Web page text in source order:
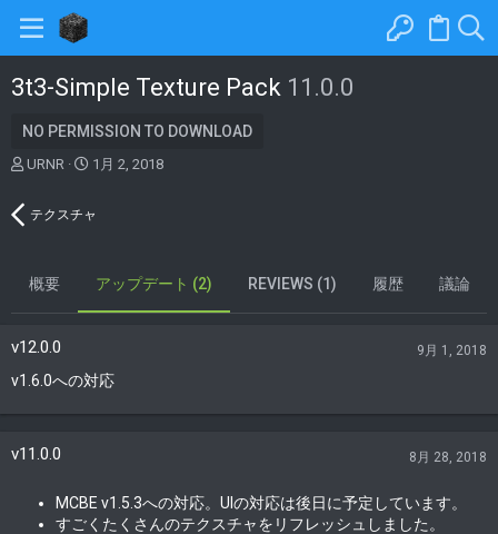
3t3-Simple Texture Pack 11.0.0
NO PERMISSION TO DOWNLOAD
著
URNR
C
a
o
e
1月 2, 2018
テクスチャ
概要 アップデート (2) REVIEWS (1) 履歴 議論
v12.0.0 9月 1, 2018
v1.6.0への対応
v11.0.0 8月 28, 2018
MCBE v1.5.3への対応。UIの対応は後日に予定しています。
すごくたくさんのテクスチャをリフレッシュしました。